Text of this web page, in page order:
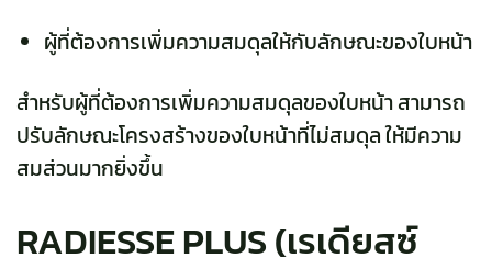
ผู้ที่ต้องการเพิ่มความสมดุลให้กับลักษณะของใบหน้า
สำหรับผู้ที่ต้องการเพิ่มความสมดุลของใบหน้า สามารถ
ปรับลักษณะโครงสร้างของใบหน้าที่ไม่สมดุล ให้มีความ
สมส่วนมากยิ่งขึ้น
RADIESSE PLUS (เรเดียสซ์